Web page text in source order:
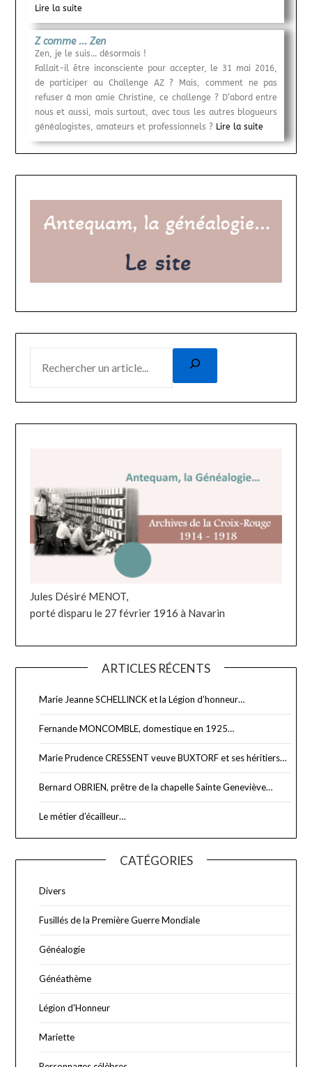
Lire la suite
Z comme ... Zen
Zen, je le suis… désormais !
Fallait-il être inconsciente pour accepter, le 31 mai 2016,
de participer au Challenge AZ ? Mais, comment ne pas
refuser à mon amie Christine, ce challenge ? D’abord entre
nous et aussi, mais surtout, avec tous les autres blogueurs
généalogistes, amateurs et professionnels ? Lire la suite
Jules Désiré MENOT,
porté disparu le 27 février 1916 à Navarin
ARTICLES RÉCENTS
Marie Jeanne SCHELLINCK et la Légion d’honneur…
Fernande MONCOMBLE, domestique en 1925…
Marie Prudence CRESSENT veuve BUXTORF et ses héritiers…
Bernard OBRIEN, prêtre de la chapelle Sainte Geneviève…
Le métier d’écailleur…
CATÉGORIES
Divers
Fusillés de la Première Guerre Mondiale
Généalogie
Généathème
Légion d'Honneur
Mariette